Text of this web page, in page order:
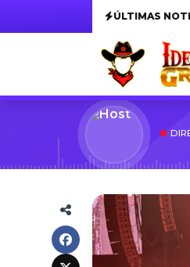
ÚLTIMAS